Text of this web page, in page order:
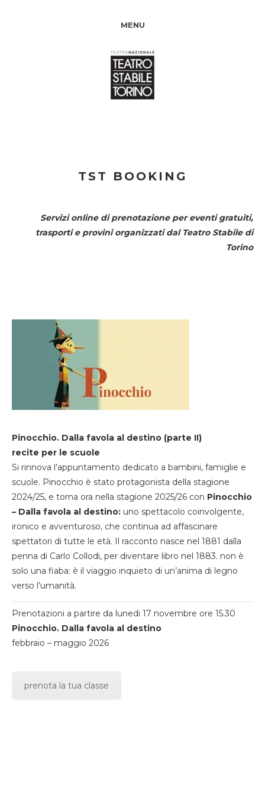
MENU
TST BOOKING
Servizi online di prenotazione per eventi gratuiti,
trasporti e provini organizzati dal Teatro Stabile di
Torino
Pinocchio. Dalla favola al destino (parte II)
recite per le scuole
Si rinnova l’appuntamento dedicato a bambini, famiglie e
scuole. Pinocchio è stato protagonista della stagione
2024/25, e torna ora nella stagione 2025/26 con Pinocchio
– Dalla favola al destino: uno spettacolo coinvolgente,
ironico e avventuroso, che continua ad affascinare
spettatori di tutte le età. Il racconto nasce nel 1881 dalla
penna di Carlo Collodi, per diventare libro nel 1883. non è
solo una fiaba: è il viaggio inquieto di un’anima di legno
verso l’umanità.
Prenotazioni a partire da lunedi 17 novembre ore 15.30
Pinocchio. Dalla favola al destino
febbraio – maggio 2026
prenota la tua classe